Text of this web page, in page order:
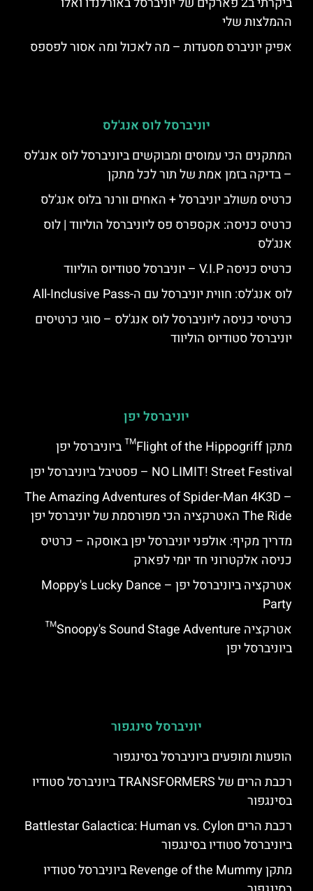
ההמלצות שלי
אפיק יוניברס מסעדות – מה לאכול ומה אסור לפספס
יוניברסל לוס אנג'לס
המתקנים הכי עמוסים ומבוקשים ביוניברסל לוס אנג'לס
– בדיקה בזמן אמת של תור לכל מתקן
כרטיס משולב יוניברסל + האחים וורנר בלוס אנג'לס
כרטיס כניסה: אקספרס פס ליוניברסל הוליווד | לוס
אנג'לס
כרטיס כניסה V.I.P – יוניברסל סטודיוס הוליווד
לוס אנג'לס: חווית יוניברסל עם ה-All-Inclusive Pass
כרטיסי כניסה ליוניברסל לוס אנג'לס – סוגי כרטיסים
יוניברסל סטודיוס הוליווד
יוניברסל יפן
מתקן Flight of the Hippogriff™ ביוניברסל יפן
NO LIMIT! Street Festival – פסטיבל ביוניברסל יפן
The Amazing Adventures of Spider-Man 4K3D –
The Ride האטרקציה הכי מפורסמת של יוניברסל יפן
מדריך מקיף: אולפני יוניברסל יפן באוסקה – כרטיס
כניסה אלקטרוני חד יומי לפארק
אטרקציה ביוניברסל יפן – Moppy's Lucky Dance
Party
אטרקציה Snoopy's Sound Stage Adventure™
ביוניברסל יפן
יוניברסל סינגפור
הופעות ומופעים ביוניברסל בסינגפור
רכבת הרים של TRANSFORMERS ביוניברסל סטודיו
בסינגפור
רכבת הרים Battlestar Galactica: Human vs. Cylon
ביוניברסל סטודיו בסינגפור
מתקן Revenge of the Mummy ביוניברסל סטודיו